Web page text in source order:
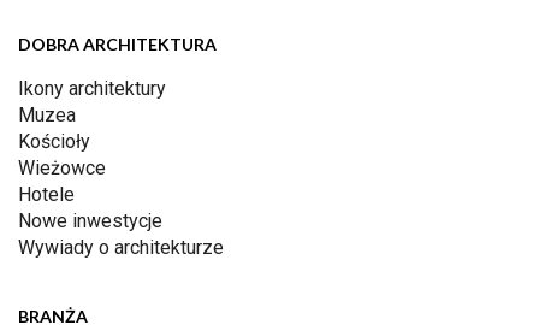
DOBRA ARCHITEKTURA
Ikony architektury
Muzea
Kościoły
Wieżowce
Hotele
Nowe inwestycje
Wywiady o architekturze
BRANŻA